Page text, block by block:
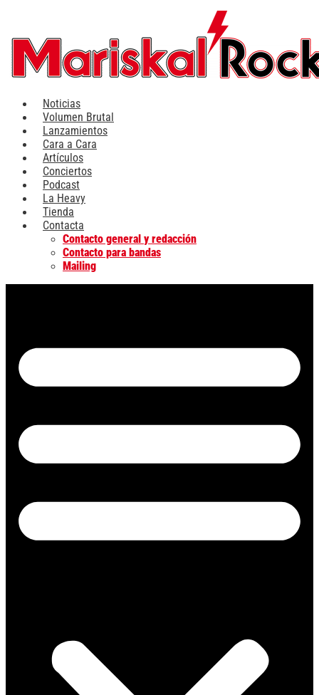
contenido
Noticias
Volumen Brutal
Lanzamientos
Cara a Cara
Artículos
Conciertos
Podcast
La Heavy
Tienda
Contacta
Contacto general y redacción
Contacto para bandas
Mailing